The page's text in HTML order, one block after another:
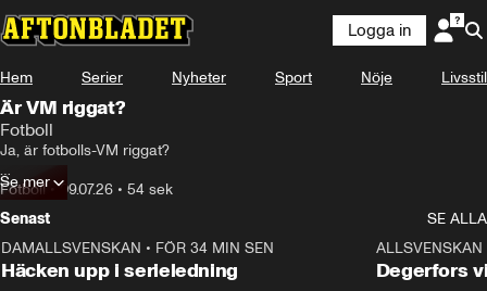
Logga in
Hem Serier Nyheter Sport Nöje Livsstil
Är VM riggat?
Fotboll
Ja, är fotbolls-VM riggat?
Sportbladets reporter Amanda Svensson har varit ute på stan och hört
vad just ni har att säga om saken.
Fotboll•09.07.26 • 54 sek
Se mer
Senast
SE ALLA
DAMALLSVENSKAN • FÖR 34 MIN SEN
Häcken upp i serieledning
ALLSVENSKAN
Degerfors